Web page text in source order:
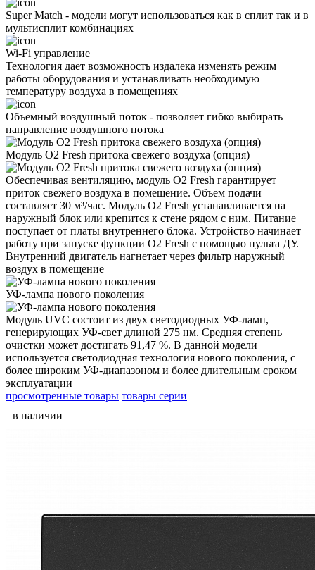
Super Match - модели могут использоваться как в сплит так и в
мультисплит комбинациях
Wi-Fi управление
Технология дает возможность издалека изменять режим
работы оборудования и устанавливать необходимую
температуру воздуха в помещениях
Объемный воздушный поток - позволяет гибко выбирать
направление воздушного потока
Модуль O2 Fresh притока свежего воздуха (опция)
Обеспечивая вентиляцию, модуль O2 Fresh гарантирует
приток свежего воздуха в помещение. Объем подачи
составляет 30 м³/час. Модуль O2 Fresh устанавливается на
наружный блок или крепится к стене рядом с ним. Питание
поступает от платы внутреннего блока. Устройство начинает
работу при запуске функции O2 Fresh с помощью пульта ДУ.
Внутренний двигатель нагнетает через фильтр наружный
воздух в помещение
УФ-лампа нового поколения
Модуль UVC состоит из двух светодиодных УФ-ламп,
генерирующих УФ-свет длиной 275 нм. Средняя степень
очистки может достигать 91,47 %. В данной модели
используется светодиодная технология нового поколения, с
более широким УФ-диапазоном и более длительным сроком
эксплуатации
просмотренные товары товары серии
в наличии